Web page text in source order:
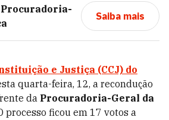
Procuradoria-
Saiba mais
e Justiça (CCJ) do
quarta-feira, 12, a recondução
da Procuradoria-Geral da
processo ficou em 17 votos a